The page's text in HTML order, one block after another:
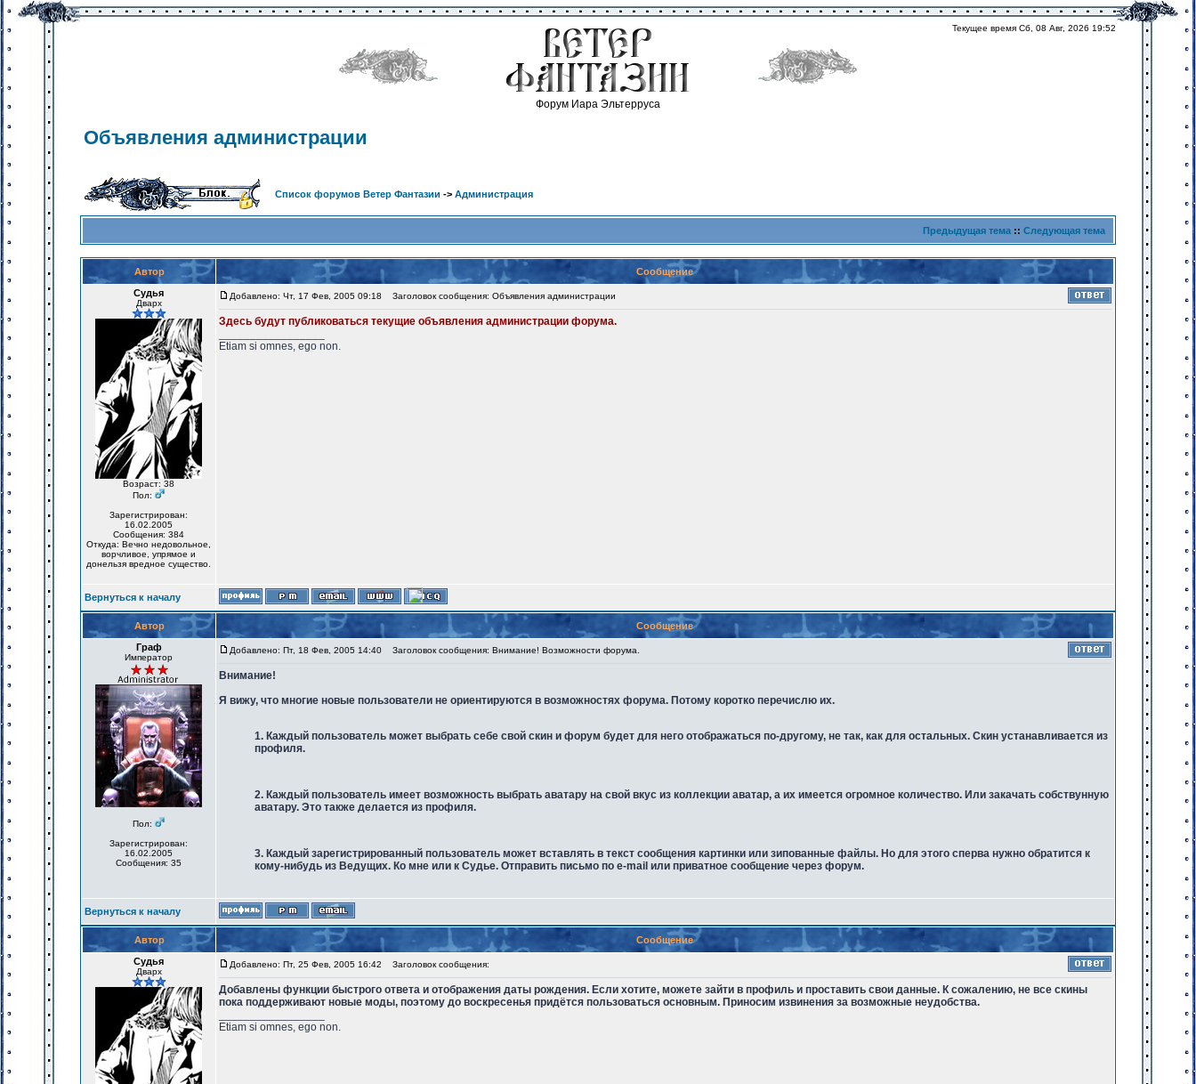
Форум Иара Эльтерруса
Текущее время Сб, 08 Авг, 2026 19:52
Объявления администрации
Список форумов Ветер Фантазии -> Администрация
Предыдущая тема :: Следующая тема
Автор
Сообщение
Судья
Дварх
Возраст: 38
Пол:
Зарегистрирован:
16.02.2005
Сообщения: 384
Откуда: Вечно недовольное,
ворчливое, упрямое и
донельзя вредное существо.
Добавлено: Чт, 17 Фев, 2005 09:18 Заголовок сообщения: Объявления администрации
Здесь будут публиковаться текущие объявления администрации форума.
Etiam si omnes, ego non.
Вернуться к началу
Автор
Сообщение
Граф
Император
Пол:
Зарегистрирован:
16.02.2005
Сообщения: 35
Добавлено: Пт, 18 Фев, 2005 14:40 Заголовок сообщения: Внимание! Возможности форума.
Внимание!
Я вижу, что многие новые пользователи не ориентируются в возможностях форума. Потому коротко перечислю их.
1. Каждый пользователь может выбрать себе свой скин и форум будет для него отображаться по-другому, не так, как для остальных. Скин устанавливается из
профиля.
2. Каждый пользователь имеет возможность выбрать аватару на свой вкус из коллекции аватар, а их имеется огромное количество. Или закачать собствунную
аватару. Это также делается из профиля.
3. Каждый зарегистрированный пользователь может вставлять в текст сообщения картинки или зипованные файлы. Но для этого сперва нужно обратится к
кому-нибудь из Ведущих. Ко мне или к Судье. Отправить письмо по e-mail или приватное сообщение через форум.
Вернуться к началу
Автор
Сообщение
Судья
Дварх
Добавлено: Пт, 25 Фев, 2005 16:42 Заголовок сообщения:
Добавлены функции быстрого ответа и отображения даты рождения. Если хотите, можете зайти в профиль и проставить свои данные. К сожалению, не все скины
пока поддерживают новые моды, поэтому до воскресенья придётся пользоваться основным. Приносим извинения за возможные неудобства.
Etiam si omnes, ego non.